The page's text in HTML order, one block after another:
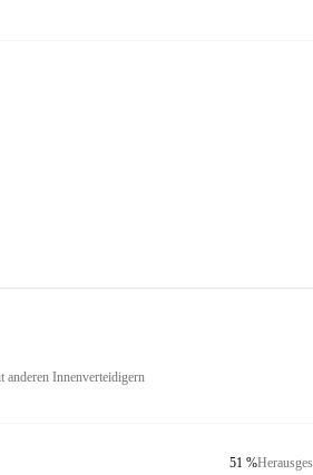
anderen Innenverteidigern
51 %